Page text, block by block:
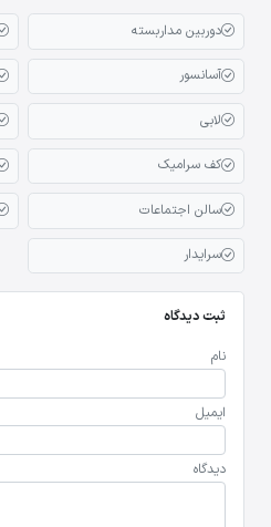
دوربین مداربسته
آسانسور
لابی
کف سرامیک
سالن اجتماعات
سرایدار
ثبت دیدگاه
نام
ایمیل
دیدگاه